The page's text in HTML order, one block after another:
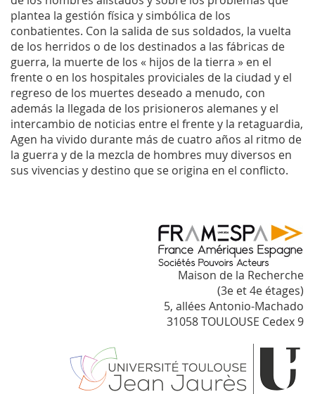
plantea la gestión física y simbólica de los
conbatientes. Con la salida de sus soldados, la vuelta
de los herridos o de los destinados a las fábricas de
guerra, la muerte de los « hijos de la tierra » en el
frente o en los hospitales proviciales de la ciudad y el
regreso de los muertes deseado a menudo, con
además la llegada de los prisioneros alemanes y el
intercambio de noticias entre el frente y la retaguardia,
Agen ha vivido durante más de cuatro años al ritmo de
la guerra y de la mezcla de hombres muy diversos en
sus vivencias y destino que se origina en el conflicto.
Maison de la Recherche
(3e et 4e étages)
5, allées Antonio-Machado
31058 TOULOUSE Cedex 9